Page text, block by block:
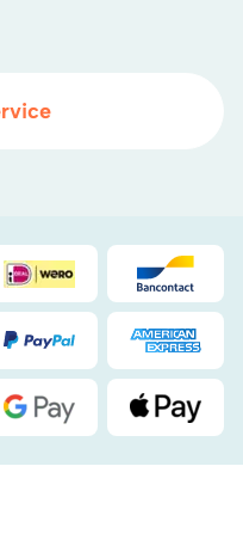
& bollenstreek
iDeal
PayPal
Google Pay Apple